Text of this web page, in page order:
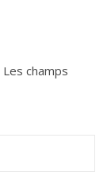
Les champs